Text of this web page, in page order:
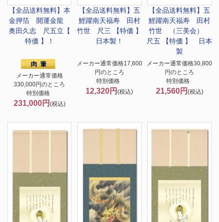
【全品送料無料】 本
金押箔 開運金龍
奥田久志 尺五立【
特価 】！
メーカー通常価格
330,000円のところ
特別価格
231,000円 (税込)
【全品送料無料】 五
鯉躍南天福寿 田村
竹世 尺三 【特価 】
日本製！
メーカー通常価格17,600
円のところ
特別価格
12,320円(税込)
【全品送料無料】五
鯉躍南天福寿 田村
竹世 （三美会）
尺五 【特価 】 日本
製
メーカー通常価格30,800
円のところ
特別価格
21,560円 (税込)